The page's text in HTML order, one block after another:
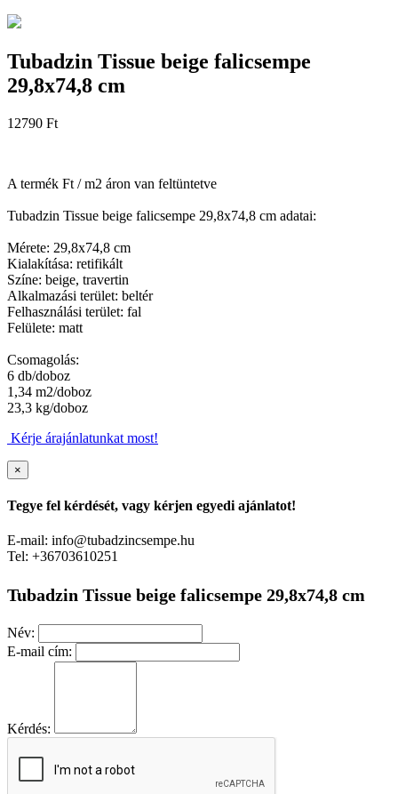
Tubadzin Tissue beige falicsempe
29,8x74,8 cm
12790 Ft
A termék Ft / m2 áron van feltüntetve
Tubadzin Tissue beige falicsempe 29,8x74,8 cm adatai:
Mérete: 29,8x74,8 cm
Kialakítása: retifikált
Színe: beige, travertin
Alkalmazási terület: beltér
Felhasználási terület: fal
Felülete: matt
Csomagolás:
6 db/doboz
1,34 m2/doboz
23,3 kg/doboz
Kérje árajánlatunkat most!
×
Tegye fel kérdését, vagy kérjen egyedi ajánlatot!
E-mail: info@tubadzincsempe.hu
Tel: +36703610251
Tubadzin Tissue beige falicsempe 29,8x74,8 cm
Név:
E-mail cím:
Kérdés: